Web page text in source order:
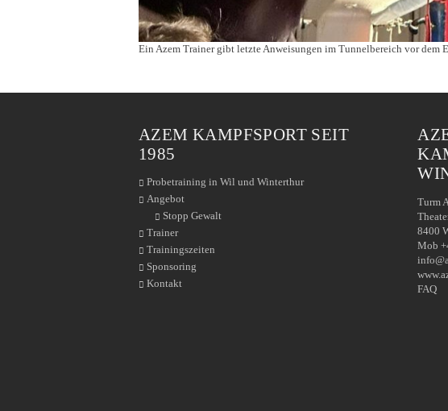
Ein Azem Trainer gibt letzte Anweisungen im Tunnelbereich vor
AZEM KAMPFSPORT SEIT
1985
Probetraining in Wil und Winterthur
Angebot
Stopp Gewalt
Trainer
Trainingszeiten
Sponsoring
Kontakt
Turm
8400
Mob
FAQ